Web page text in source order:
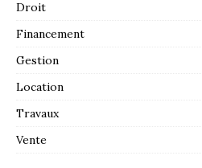
Droit
Financement
Gestion
Location
Travaux
Vente